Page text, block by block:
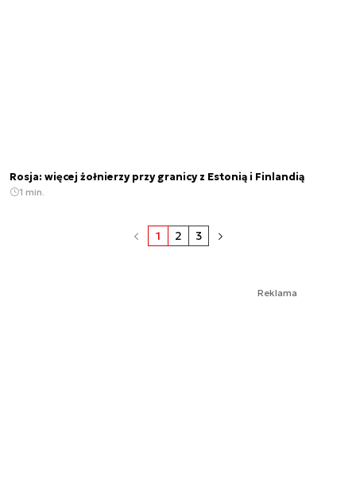
Rosja: więcej żołnierzy przy granicy z Estonią i Finlandią
1 min.
1 2 3
Reklama